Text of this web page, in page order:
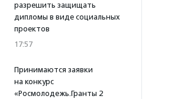
разрешить защищать
дипломы в виде социальных
проектов
17:57
Принимаются заявки
на конкурс
«Росмолодежь.Гранты 2